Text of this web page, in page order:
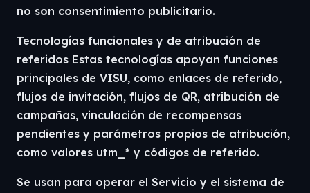
no son consentimiento publicitario.
Tecnologías funcionales y de atribución de
referidos Estas tecnologías apoyan funciones
principales de VISU, como enlaces de referido,
flujos de invitación, flujos de QR, atribución de
campañas, vinculación de recompensas
pendientes y parámetros propios de atribución,
como valores utm_* y códigos de referido.
Se usan para operar el Servicio y el sistema de